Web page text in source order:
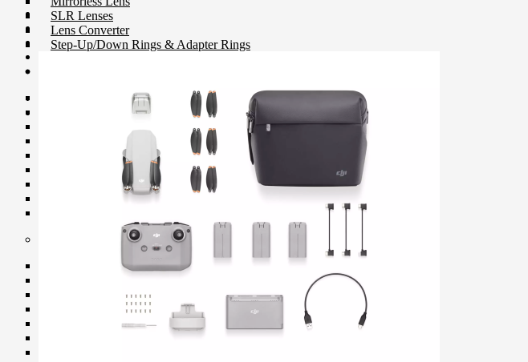
SLR Lenses
Lens Converter
Step-Up/Down Rings & Adapter Rings
Lens Converter
Mount Adapter
Macrolite Adapter
Power Zoom Adapter
Step-Up/Down Rings & Adapter Rings